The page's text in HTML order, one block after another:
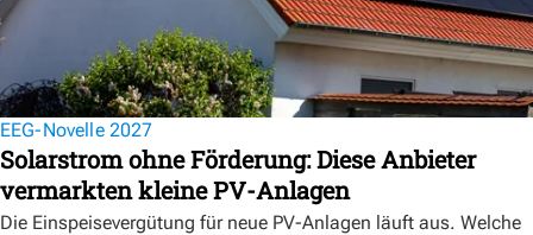
EEG-Novelle 2027
Solarstrom ohne Förderung: Diese Anbieter
vermarkten kleine PV-Anlagen
Die Einspeisevergütung für neue PV-Anlagen läuft aus. Welche